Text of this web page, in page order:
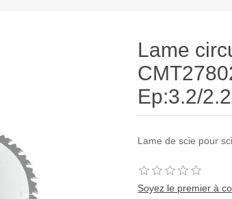
Lame
Ep:3.2/
Lame de scie pour
Soyez le premier à